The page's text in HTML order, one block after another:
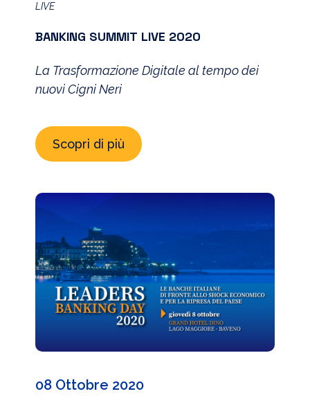
LIVE
BANKING SUMMIT LIVE 2020
La Trasformazione Digitale al tempo dei
nuovi Cigni Neri
Scopri di più
08 Ottobre 2020